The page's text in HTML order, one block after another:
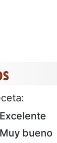
Excelente
Muy bueno